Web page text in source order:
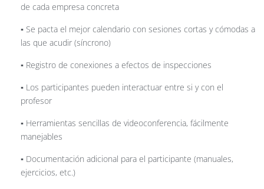
de cada empresa concreta
▪️ Se pacta el mejor calendario con sesiones cortas y cómodas a
las que acudir (síncrono)
▪️ Registro de conexiones a efectos de inspecciones
▪️ Los participantes pueden interactuar entre si y con el
profesor
▪️ Herramientas sencillas de videoconferencia, fácilmente
manejables
▪️ Documentación adicional para el participante (manuales,
ejercicios, etc.)